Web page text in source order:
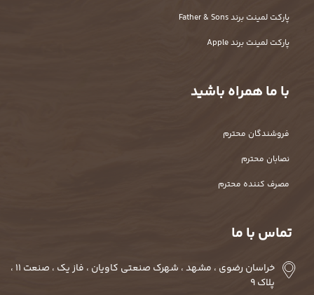
پارکت لمینت برند Father & Sons
پارکت لمینت برند Apple
با ما همراه باشید
فروشندگان محترم
نصابان محترم
مصرف کننده محترم
تماس با ما
خراسان رضوی ، مشهد ، شهرک صنعتی کاویان ، فاز یک ، صنعت 11 ،
پلاک 9